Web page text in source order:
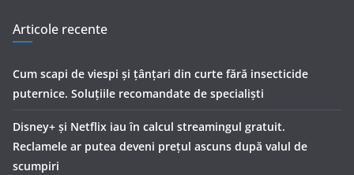
Articole recente
Cum scapi de viespi și țânțari din curte fără insecticide
puternice. Soluțiile recomandate de specialiști
Disney+ și Netflix iau în calcul streamingul gratuit.
Reclamele ar putea deveni prețul ascuns după valul de
scumpiri